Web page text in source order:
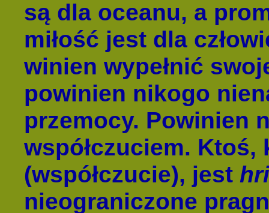
są dla oceanu, a
miłość jest dla
winien wypełnić
powinien nikogo
przemocy. Powinien
współczuciem.
(współczucie), jest
nieograniczone